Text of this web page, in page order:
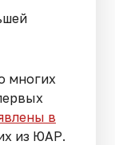
многих
в
из ЮАР.